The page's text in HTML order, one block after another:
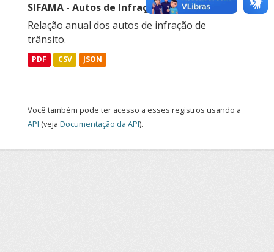
SIFAMA - Autos de Infração de Trânsito
Relação anual dos autos de infração de
trânsito.
PDF CSV JSON
Você também pode ter acesso a esses registros usando a
API (veja Documentação da API).